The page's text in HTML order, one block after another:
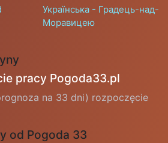
Українська - Градець-над-
Моравицею
pracy Pogoda33.pl
na 33 dni) rozpoczęcie
od Pogoda 33